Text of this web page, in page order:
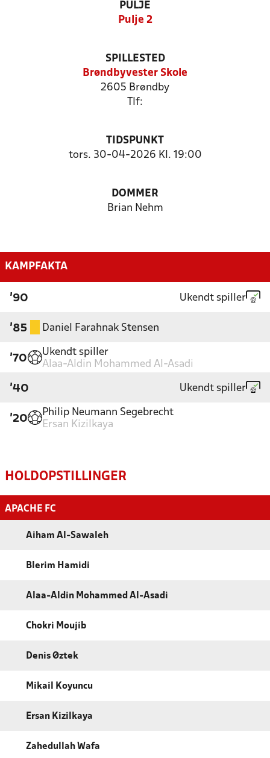
PULJE
Pulje 2
SPILLESTED
Brøndbyvester Skole
2605 Brøndby
Tlf:
TIDSPUNKT
tors. 30-04-2026 Kl. 19:00
DOMMER
Brian Nehm
KAMPFAKTA
'90 Ukendt spiller
'85 Daniel Farahnak Stensen
'70
Ukendt spiller
Alaa-Aldin Mohammed Al-Asadi
'40 Ukendt spiller
'20
Philip Neumann Segebrecht
Ersan Kizilkaya
HOLDOPSTILLINGER
APACHE FC
Aiham Al-Sawaleh
Blerim Hamidi
Alaa-Aldin Mohammed Al-Asadi
Chokri Moujib
Denis Øztek
Mikail Koyuncu
Ersan Kizilkaya
Zahedullah Wafa